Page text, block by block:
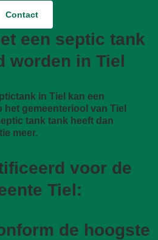
Contact
een septic tank
worden in Tiel
in Tiel kan een
gemeenteriool van Tiel
tank tank heeft dan
meer.
voor de
Tiel:
de hoogste